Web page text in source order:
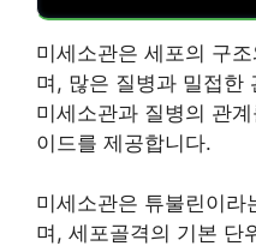
미세소관은 세포의 구
며, 많은 질병과 밀접한
미세소관과 질병의 관
이드를 제공합니다.
미세소관은 튜불린이라
며, 세포골격의 기본 단